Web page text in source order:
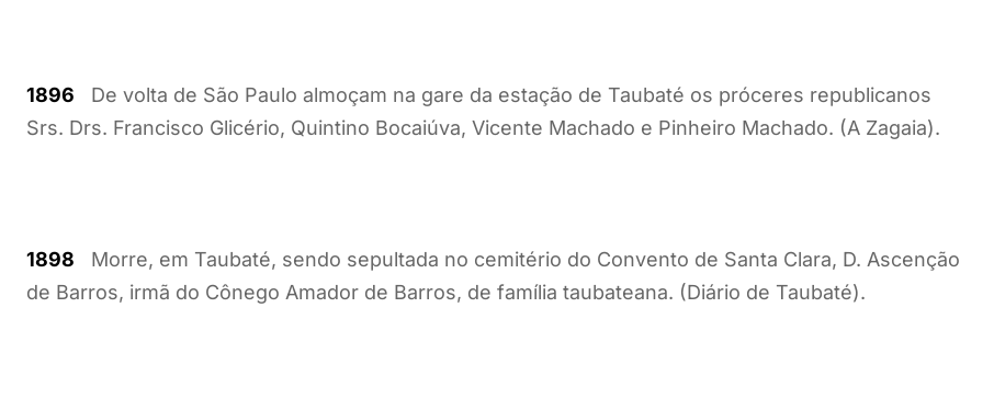
1896 De volta de São Paulo almoçam na gare da estação de Taubaté os próceres republicanos
Srs. Drs. Francisco Glicério, Quintino Bocaiúva, Vicente Machado e Pinheiro Machado. (A Zagaia).
1898 Morre, em Taubaté, sendo sepultada no cemitério do Convento de Santa Clara, D. Ascenção
de Barros, irmã do Cônego Amador de Barros, de família taubateana. (Diário de Taubaté).